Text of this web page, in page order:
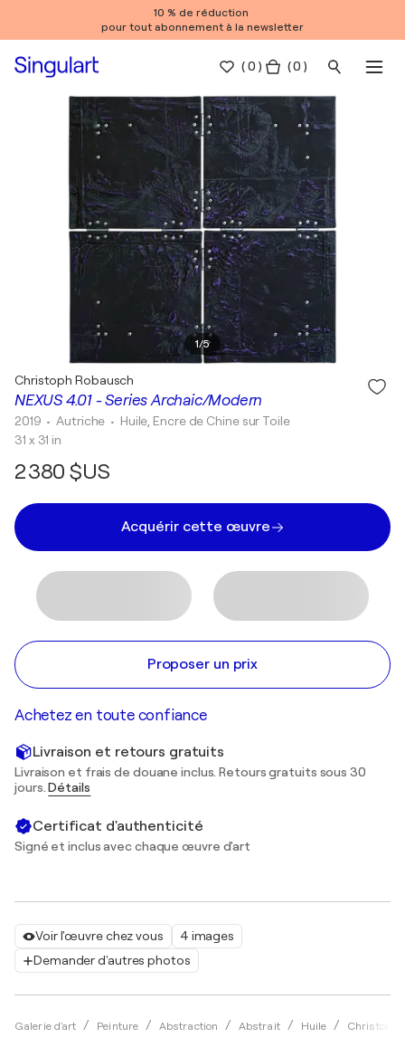
10 % de réduction
pour tout abonnement à la newsletter
(0 ) ( 0 )
1/5
Voir l'œuvre chez vous
4 images
Demander d'autres photos
Galerie d'art Peinture Abstraction Abstrait Huile Christoph
NEXUS 4.01 - Series Archaic/Modern
Christoph Robausch
2019 • Autriche • Huile, Encre de Chine sur Toile
31 x 31 in
2 380 $US
Acquérir cette œuvre
Proposer un prix
Achetez en toute confiance
Livraison et retours gratuits
Livraison et frais de douane inclus. Retours gratuits sous 30
jours.Détails
Certificat d'authenticité
Signé et inclus avec chaque œuvre d'art